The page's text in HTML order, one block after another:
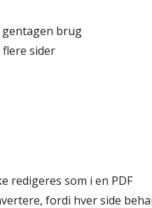
brug
sider
redigeres som i en PDF
fordi hver side